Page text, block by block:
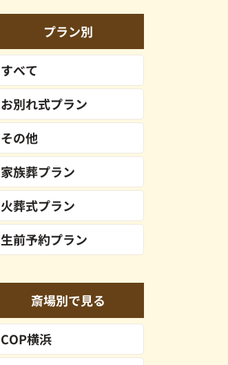
プラン別
すべて
お別れ式プラン
その他
家族葬プラン
火葬式プラン
生前予約プラン
斎場別で見る
COP横浜